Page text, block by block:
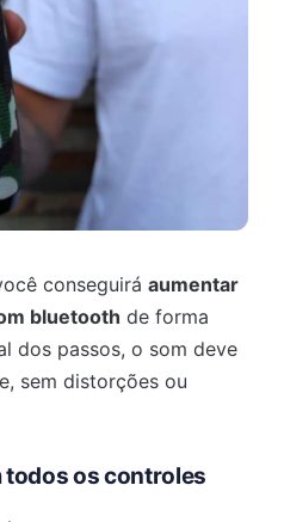
conseguirá aumentar
bluetooth de forma
dos passos, o som deve
sem distorções ou
todos os controles